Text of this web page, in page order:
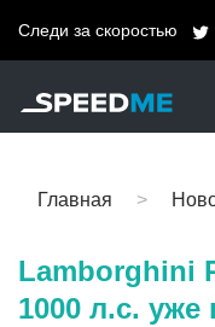
Следи за скоростью
Главная
Lamborghini
1000 л.с. уже